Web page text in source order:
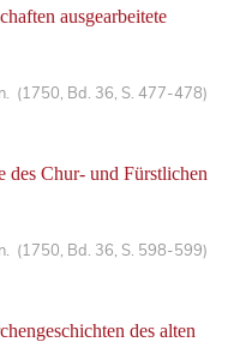
ausgearbeitete
(1750, Bd. 36, S. 477-478)
des Chur- und Fürstlichen
(1750, Bd. 36, S. 598-599)
des alten